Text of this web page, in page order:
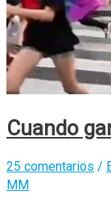
Cuando
25 comentarios /
MM